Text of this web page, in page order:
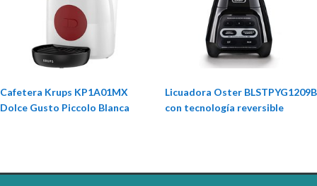
Cafetera Krups KP1A01MX
Dolce Gusto Piccolo Blanca
Licuadora Oster BLSTPYG1209B
con tecnología reversible